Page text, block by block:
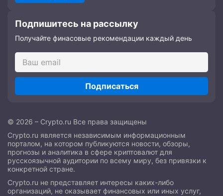
Подпишитесь на рассылку
Получайте финасовые рекомендации каждый день
Подписаться
© 2026 – Crypto.ru Все права защищены
Crypto.ru является независимым информационным
порталом, на котором публикуются новости, обзоры,
прогнозы и аналитика в сфере криптовалют для
русскоязычной аудитории по всему миру, без привязки к
конкретной стране.
Crypto.ru не представляет интересы каких-либо
организаций, не оказывает финансовых или иных услуг,